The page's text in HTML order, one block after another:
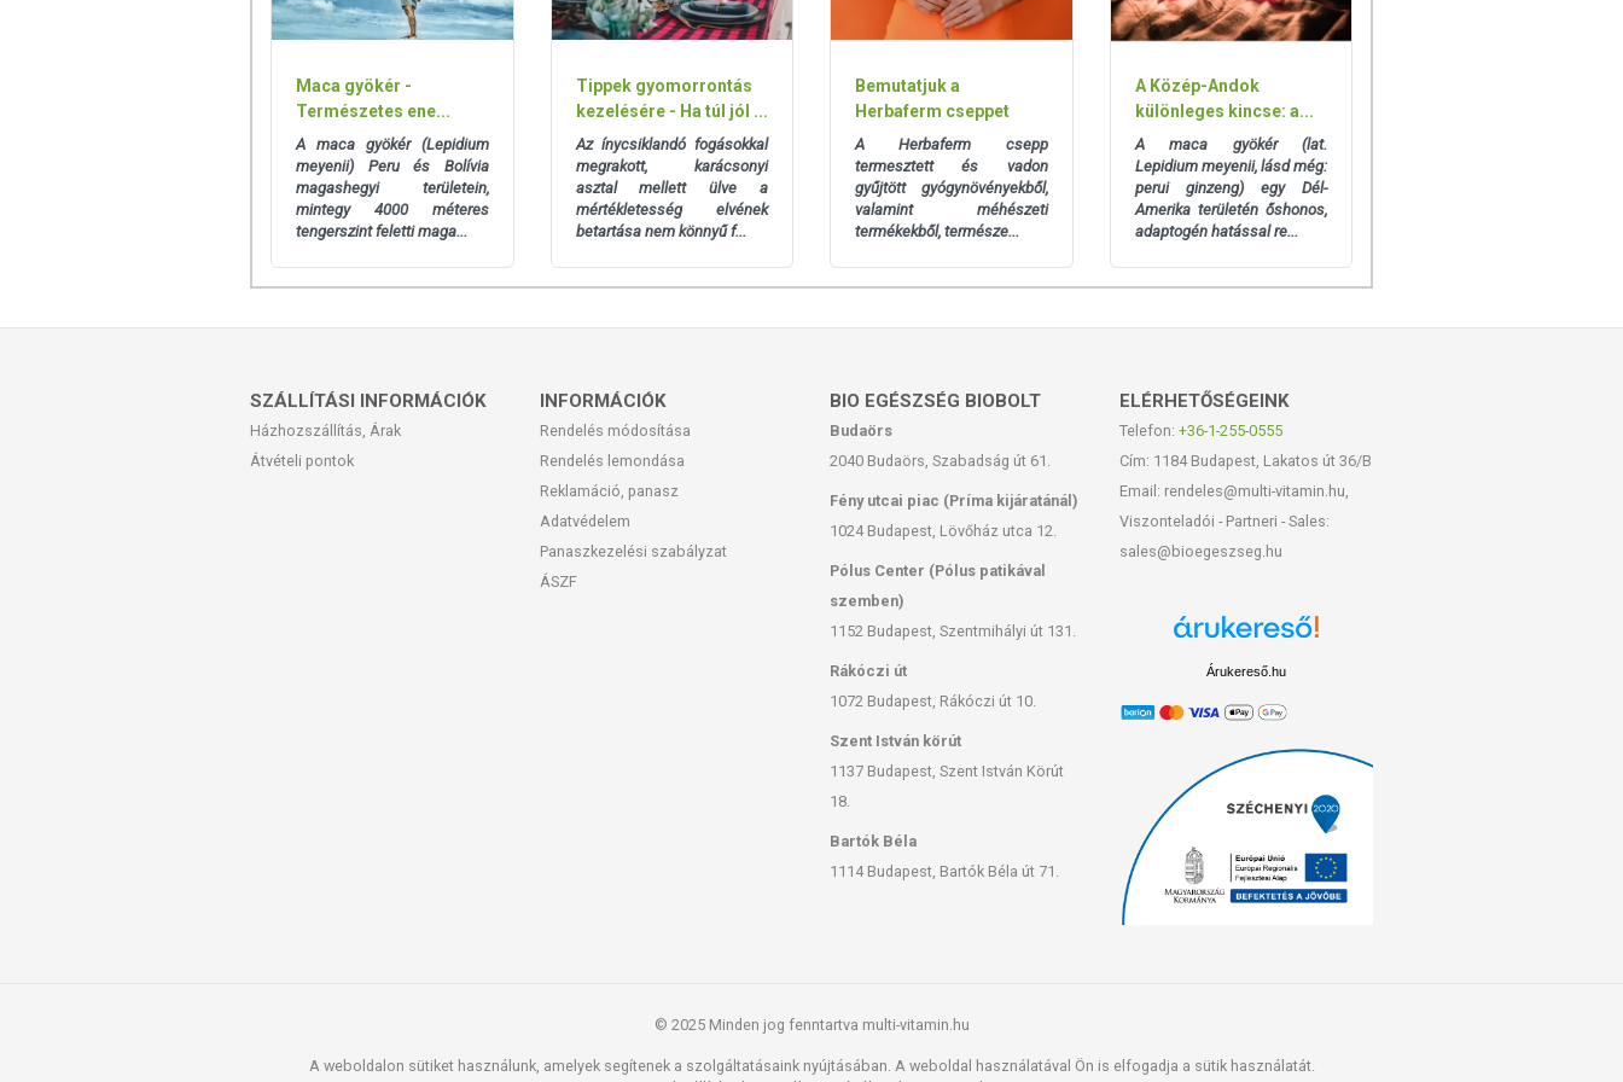
Maca gyökér -
Természetes ene...
A maca gyökér (Lepidium
meyenii) Peru és Bolívia
magashegyi területein,
mintegy 4000 méteres
tengerszint feletti maga...
Tippek gyomorrontás
kezelésére - Ha túl jól ...
Az ínycsiklandó fogásokkal
megrakott, karácsonyi
asztal mellett ülve a
mértékletesség elvének
betartása nem könnyű f...
Bemutatjuk a
Herbaferm cseppet
A Herbaferm csepp
termesztett és vadon
gyűjtött gyógynövényekből,
valamint méhészeti
termékekből, természe...
A Közép-Andok
különleges kincse: a...
A maca gyökér (lat.
Lepidium meyenii, lásd még:
perui ginzeng) egy Dél-
Amerika területén őshonos,
adaptogén hatással re...
SZÁLLÍTÁSI INFORMÁCIÓK
Házhozszállítás, Árak
Átvételi pontok
INFORMÁCIÓK
Rendelés módosítása
Rendelés lemondása
Reklamáció, panasz
Adatvédelem
Panaszkezelési szabályzat
ÁSZF
BIO EGÉSZSÉG BIOBOLT
Budaörs
2040 Budaörs, Szabadság út 61.
Fény utcai piac (Príma kijáratánál)
1024 Budapest, Lövőház utca 12.
Pólus Center (Pólus patikával
szemben)
1152 Budapest, Szentmihályi út 131.
Rákóczi út
1072 Budapest, Rákóczi út 10.
Szent István körút
1137 Budapest, Szent István Körút
18.
Bartók Béla
1114 Budapest, Bartók Béla út 71.
ELÉRHETŐSÉGEINK
Telefon: +36-1-255-0555
Cím: 1184 Budapest, Lakatos út 36/B
Email: rendeles@multi-vitamin.hu,
Viszonteladói - Partneri - Sales:
sales@bioegeszseg.hu
Árukereső.hu
© 2025 Minden jog fenntartva multi-vitamin.hu
A weboldalon sütiket használunk, amelyek segítenek a szolgáltatásaink nyújtásában. A weboldal használatával Ön is elfogadja a sütik használatát.